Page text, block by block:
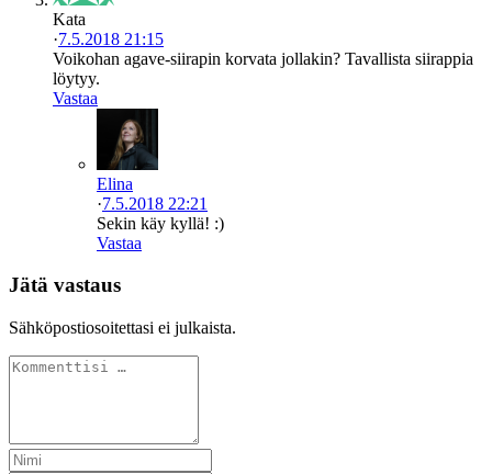
Kata
·7.5.2018 21:15
Voikohan agave-siirapin korvata jollakin? Tavallista siirappia
löytyy.
Vastaa
Elina
·7.5.2018 22:21
Sekin käy kyllä! :)
Vastaa
Jätä vastaus
Sähköpostiosoitettasi ei julkaista.